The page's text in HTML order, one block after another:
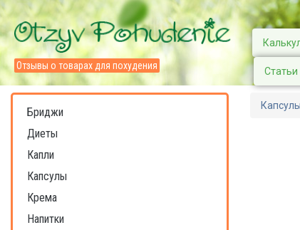
Отзывы о товарах для похудения Статьи
Бриджи
Диеты
Капли
Капсулы
Крема
Напитки
Капсулы